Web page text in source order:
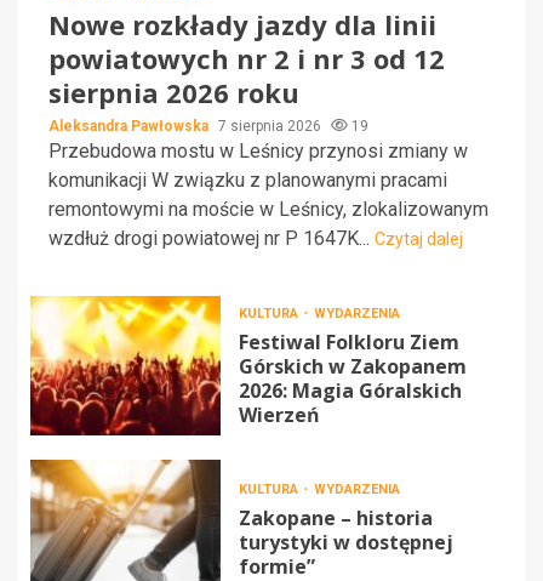
Nowe rozkłady jazdy dla linii
powiatowych nr 2 i nr 3 od 12
sierpnia 2026 roku
Aleksandra Pawłowska 7 sierpnia 2026 19
Przebudowa mostu w Leśnicy przynosi zmiany w
komunikacji W związku z planowanymi pracami
remontowymi na moście w Leśnicy, zlokalizowanym
wzdłuż drogi powiatowej nr P 1647K... Czytaj dalej
KULTURA WYDARZENIA
Festiwal Folkloru Ziem
Górskich w Zakopanem
2026: Magia Góralskich
Wierzeń
KULTURA WYDARZENIA
Zakopane – historia
turystyki w dostępnej
formie”